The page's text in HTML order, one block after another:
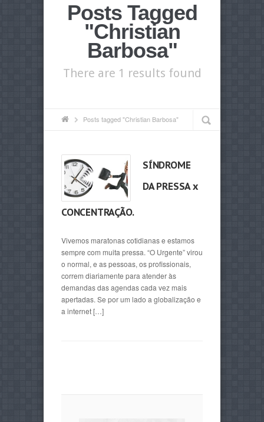
Posts Tagged
"Christian
Barbosa"
There are 1 results found
Posts tagged "Christian Barbosa"
SÍNDROME
DA PRESSA x
CONCENTRAÇÃO.
Vivemos maratonas cotidianas e estamos
sempre com muita pressa. “O Urgente” virou
o normal, e as pessoas, os profissionais,
correm diariamente para atender às
demandas das agendas cada vez mais
apertadas. Se por um lado a globalização e
a internet […]